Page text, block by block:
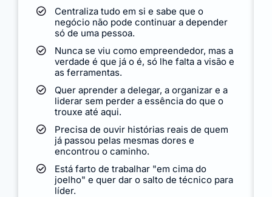
Centraliza tudo em si e sabe que o
negócio não pode continuar a depender
só de uma pessoa.
Nunca se viu como empreendedor, mas a
verdade é que já o é, só lhe falta a visão e
as ferramentas.
Quer aprender a delegar, a organizar e a
liderar sem perder a essência do que o
trouxe até aqui.
Precisa de ouvir histórias reais de quem
já passou pelas mesmas dores e
encontrou o caminho.
Está farto de trabalhar "em cima do
joelho" e quer dar o salto de técnico para
líder.